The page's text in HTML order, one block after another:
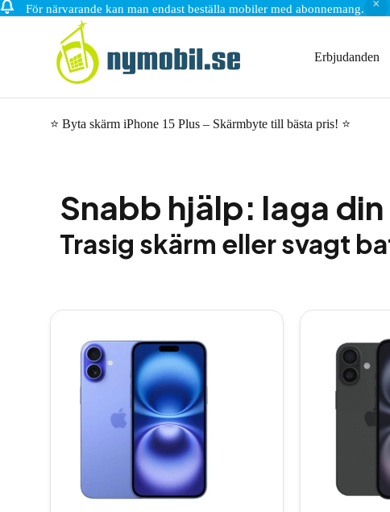
För närvarande kan man endast beställa mobiler med abonnemang.
Erbjudanden
⭐ Byta skärm iPhone 15 Plus – Skärmbyte till bästa pris! ⭐
Snabb hjälp: laga
Trasig skärm eller svagt